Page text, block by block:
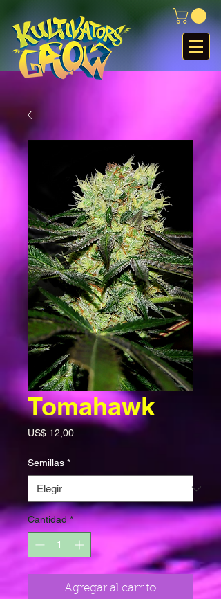
Tomahawk
US$ 12,00Precio
Semillas *
Cantidad *
Agregar al carrito